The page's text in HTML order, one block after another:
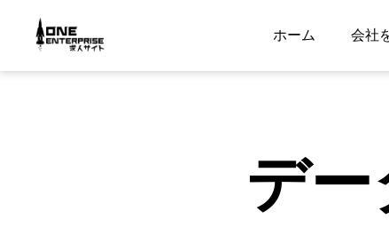
ホーム 会社
デ